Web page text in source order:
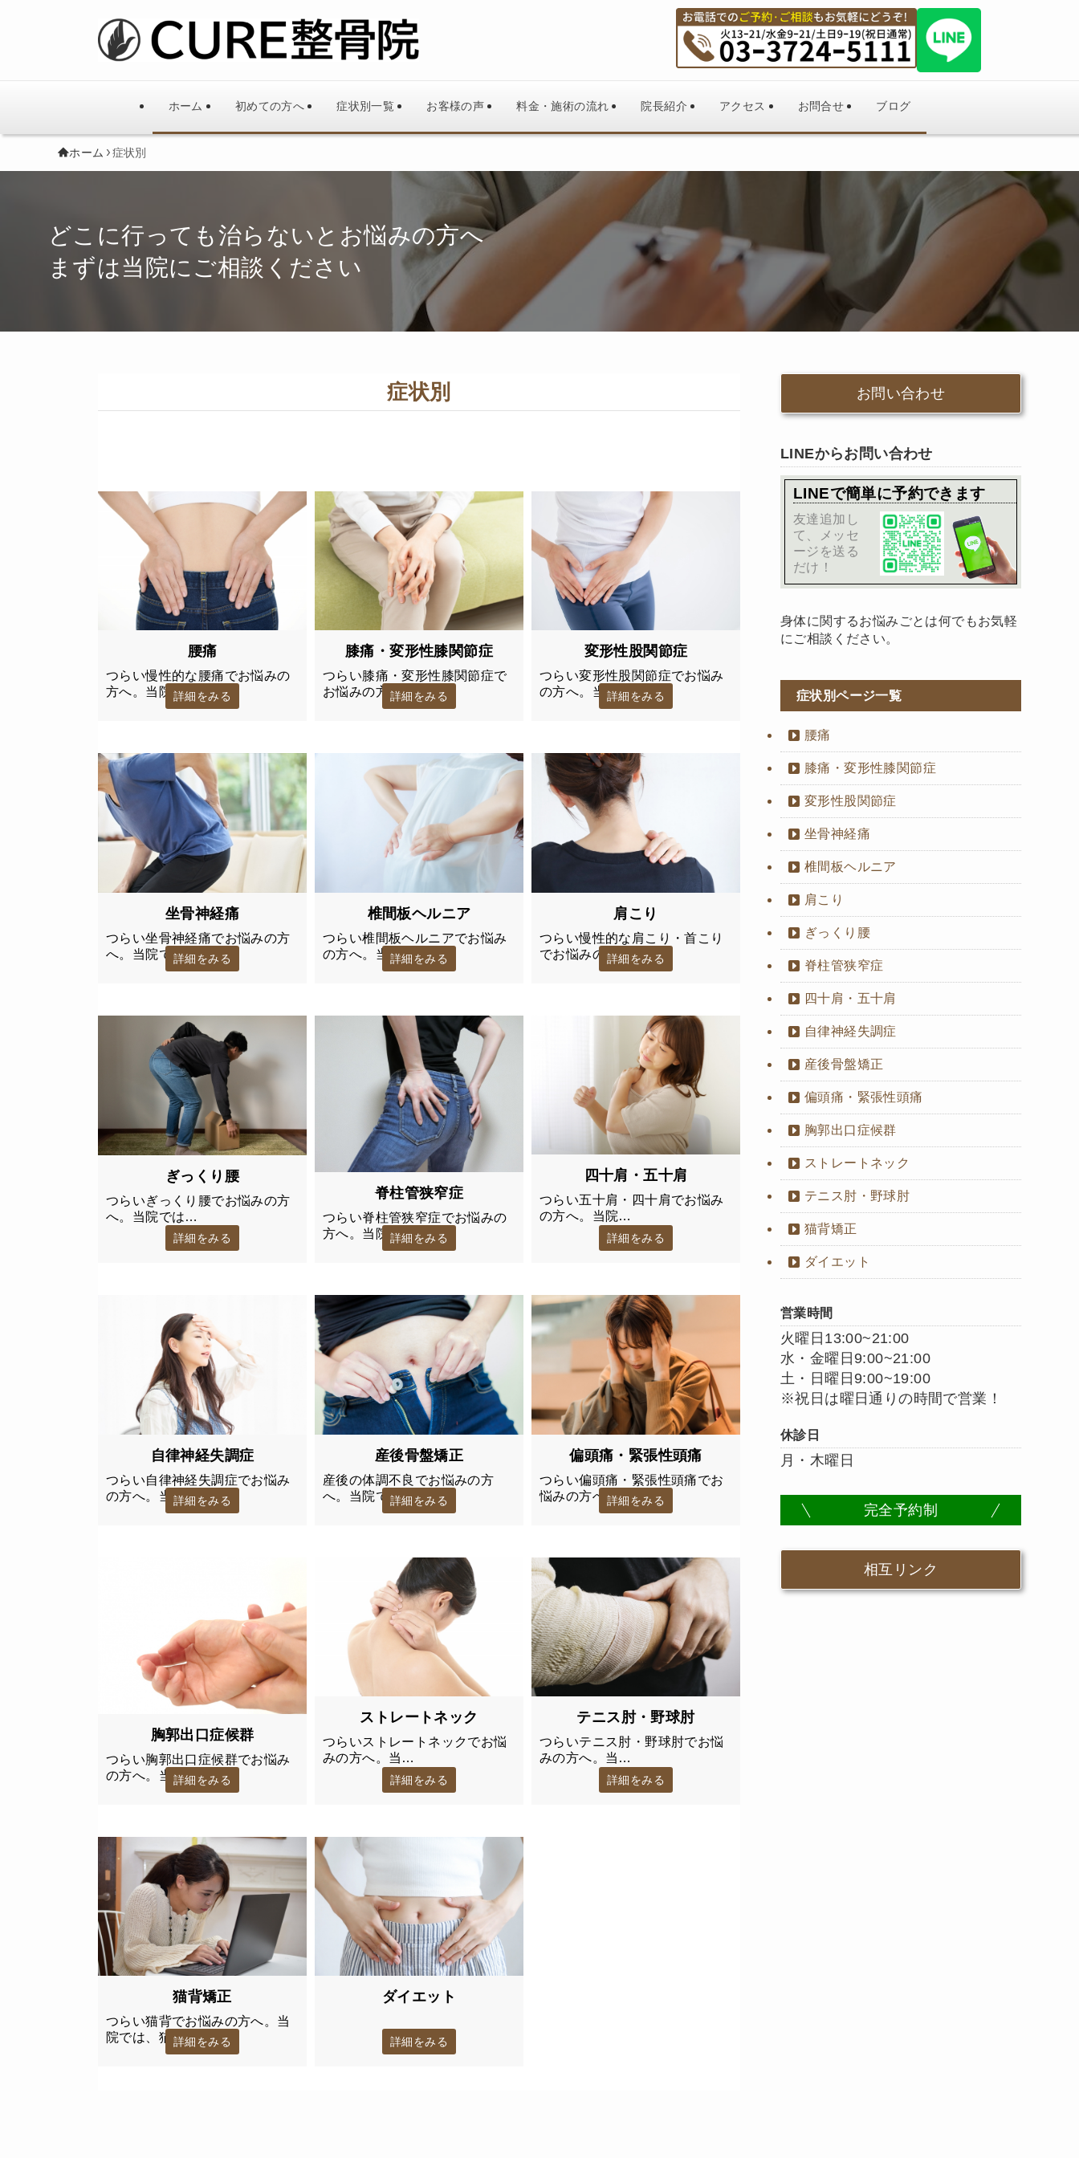
ホーム 初めての方へ 症状別一覧 お客様の声 料金・施術の流れ 院長紹介 アクセス お問合せ ブログ
ホーム 症状別
どこに行っても治らないとお悩みの方へ
まずは当院にご相談ください
症状別
腰痛
つらい慢性的な腰痛でお悩みの
方へ。当院で…詳細をみる
膝痛・変形性膝関節症
つらい膝痛・変形性膝関節症で
お悩みの方へ…詳細をみる
変形性股関節症
つらい変形性股関節症でお悩み
の方へ。当院…詳細をみる
坐骨神経痛
つらい坐骨神経痛でお悩みの方
へ。当院では…詳細をみる
椎間板ヘルニア
つらい椎間板ヘルニアでお悩み
の方へ。当院…詳細をみる
肩こり
つらい慢性的な肩こり・首こり
でお悩みの方…詳細をみる
ぎっくり腰
つらいぎっくり腰でお悩みの方
へ。当院では…
詳細をみる
脊柱管狭窄症
つらい脊柱管狭窄症でお悩みの
方へ。当院で…詳細をみる
四十肩・五十肩
つらい五十肩・四十肩でお悩み
の方へ。当院…
詳細をみる
自律神経失調症
つらい自律神経失調症でお悩み
の方へ。当院…詳細をみる
産後骨盤矯正
産後の体調不良でお悩みの方
へ。当院では、…
詳細をみる
偏頭痛・緊張性頭痛
つらい偏頭痛・緊張性頭痛でお
悩みの方へ。…詳細をみる
胸郭出口症候群
つらい胸郭出口症候群でお悩み
の方へ。当院…詳細をみる
ストレートネック
つらいストレートネックでお悩
みの方へ。当…
詳細をみる
テニス肘・野球肘
つらいテニス肘・野球肘でお悩
みの方へ。当…
詳細をみる
猫背矯正
つらい猫背でお悩みの方へ。当
院では、猫背…詳細をみる
ダイエット
詳細をみる
お問い合わせ
LINEからお問い合わせ
LINEで簡単に予約できます
友達追加し
て、メッセ
ージを送る
だけ！
身体に関するお悩みごとは何でもお気軽
にご相談ください。
症状別ページ一覧
腰痛
膝痛・変形性膝関節症
変形性股関節症
坐骨神経痛
椎間板ヘルニア
肩こり
ぎっくり腰
脊柱管狭窄症
四十肩・五十肩
自律神経失調症
産後骨盤矯正
偏頭痛・緊張性頭痛
胸郭出口症候群
ストレートネック
テニス肘・野球肘
猫背矯正
ダイエット
営業時間
火曜日13:00~21:00
水・金曜日9:00~21:00
土・日曜日9:00~19:00
※祝日は曜日通りの時間で営業！
休診日
月・木曜日
完全予約制
相互リンク